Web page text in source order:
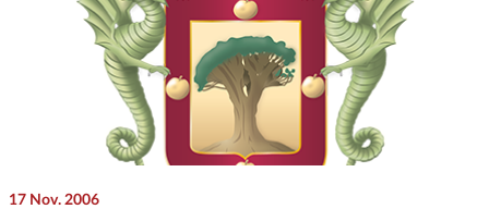
17 Nov. 2006